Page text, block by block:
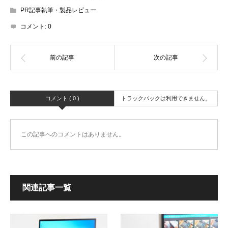
PR記事執筆・製品レビュー
コメント: 0
コメント ( 0 ) トラックバックは利用できません。
この記事へのコメントはありません。
関連記事一覧